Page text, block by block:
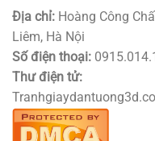
Địa chỉ: Hoàng Công
Liêm, Hà Nội
Số điện thoại:
Thư điện tử: